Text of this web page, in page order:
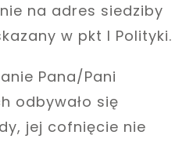
na adres siedziby
w pkt I Polityki.
Pana/Pani
odbywało się
jej cofnięcie nie